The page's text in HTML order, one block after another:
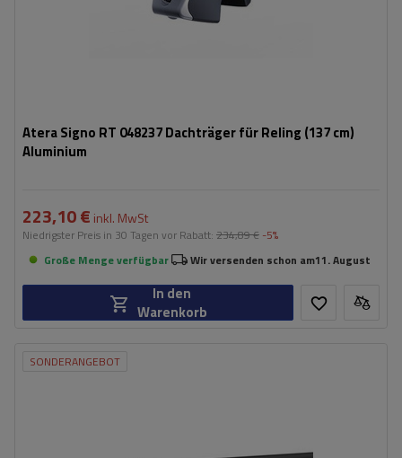
Atera Signo RT 048237 Dachträger für Reling (137 cm)
Aluminium
223,10 € inkl. MwSt
Niedrigster Preis in 30 Tagen vor Rabatt: 234,89 € -5%
Große Menge verfügbar
Wir versenden schon am11. August
In den
Warenkorb
SONDERANGEBOT